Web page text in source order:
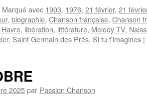
Marqué avec 1903, 1976, 21 février, 21
, biographie, Chanson française, Chanson
, libération, littérature, Melody TV,
, Saint Germain des Prés, Si tu t'imagines |
2025par Passion Chanson